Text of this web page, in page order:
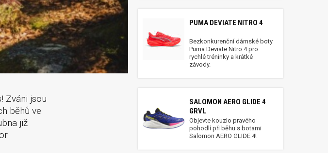
Zváni jsou
běhů ve
již
PUMA DEVIATE NITRO 4
Bezkonkurenční dámské boty
Puma Deviate Nitro 4 pro
rychlé tréninky a krátké
závody.
SALOMON AERO GLIDE 4
GRVL
Objevte kouzlo pravého
pohodlí při běhu s botami
Salomon AERO GLIDE 4!